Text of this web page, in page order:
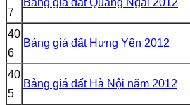
7
40
6
Bảng giá đất Hưng Yên 2012
40
5
Bảng giá đất Hà Nội năm 2012